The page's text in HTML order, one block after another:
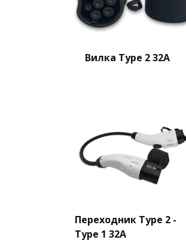
Вилка Type 2 32A
Переходник Type 2 -
Type 1 32A